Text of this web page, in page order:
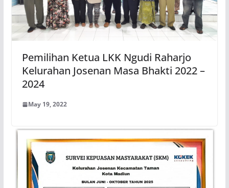
Pemilihan Ketua LKK Ngudi Raharjo
Kelurahan Josenan Masa Bhakti 2022 –
2024
May 19, 2022